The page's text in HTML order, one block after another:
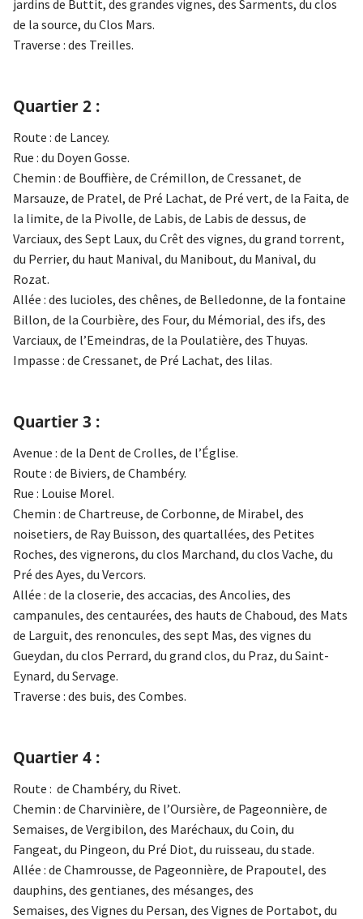
jardins de Buttit, des grandes vignes, des Sarments, du clos
de la source, du Clos Mars.
Traverse : des Treilles.
Quartier 2 :
Route : de Lancey.
Rue : du Doyen Gosse.
Chemin : de Bouffière, de Crémillon, de Cressanet, de
Marsauze, de Pratel, de Pré Lachat, de Pré vert, de la Faita, de
la limite, de la Pivolle, de Labis, de Labis de dessus, de
Varciaux, des Sept Laux, du Crêt des vignes, du grand torrent,
du Perrier, du haut Manival, du Manibout, du Manival, du
Rozat.
Allée : des lucioles, des chênes, de Belledonne, de la fontaine
Billon, de la Courbière, des Four, du Mémorial, des ifs, des
Varciaux, de l’Emeindras, de la Poulatière, des Thuyas.
Impasse : de Cressanet, de Pré Lachat, des lilas.
Quartier 3 :
Avenue : de la Dent de Crolles, de l’Église.
Route : de Biviers, de Chambéry.
Rue : Louise Morel.
Chemin : de Chartreuse, de Corbonne, de Mirabel, des
noisetiers, de Ray Buisson, des quartallées, des Petites
Roches, des vignerons, du clos Marchand, du clos Vache, du
Pré des Ayes, du Vercors.
Allée : de la closerie, des accacias, des Ancolies, des
campanules, des centaurées, des hauts de Chaboud, des Mats
de Larguit, des renoncules, des sept Mas, des vignes du
Gueydan, du clos Perrard, du grand clos, du Praz, du Saint-
Eynard, du Servage.
Traverse : des buis, des Combes.
Quartier 4 :
Route : de Chambéry, du Rivet.
Chemin : de Charvinière, de l’Oursière, de Pageonnière, de
Semaises, de Vergibilon, des Maréchaux, du Coin, du
Fangeat, du Pingeon, du Pré Diot, du ruisseau, du stade.
Allée : de Chamrousse, de Pageonnière, de Prapoutel, des
dauphins, des gentianes, des mésanges, des
Semaises, des Vignes du Persan, des Vignes de Portabot, du